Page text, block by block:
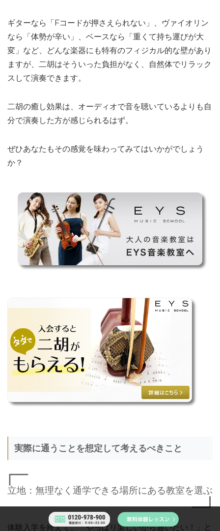
ギターなら「Fコードが押さえられない」、ヴァイオリン
なら「体勢が辛い」、ベースなら「重くて持ち運びが大
変」など、どんな楽器にも特有のフィジカル的な壁があり
ますが、二胡はそういった負担がなく、自然体でリラック
スして演奏できます。
二胡の癒し効果は、オーディオで音を聴いているよりも自
分で演奏した方が感じられるはず。
ぜひあなたもその感覚を味わってみてはいかがでしょう
か？
実際に通うことを想定して考えるべきこと
立地：無理なく通学できる場所にある教室を選ぶ
体験入学を終えて、「やっぱり楽しいから通いたい！」と